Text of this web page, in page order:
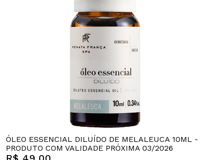
ÓLEO ESSENCIAL DILUÍDO DE MELALEUCA 10ML -
PRODUTO COM VALIDADE PRÓXIMA 03/2026